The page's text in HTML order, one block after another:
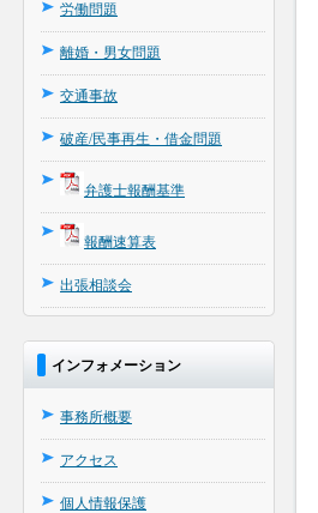
労働問題
離婚・男女問題
交通事故
破産/民事再生・借金問題
弁護士報酬基準
報酬速算表
出張相談会
インフォメーション
事務所概要
アクセス
個人情報保護